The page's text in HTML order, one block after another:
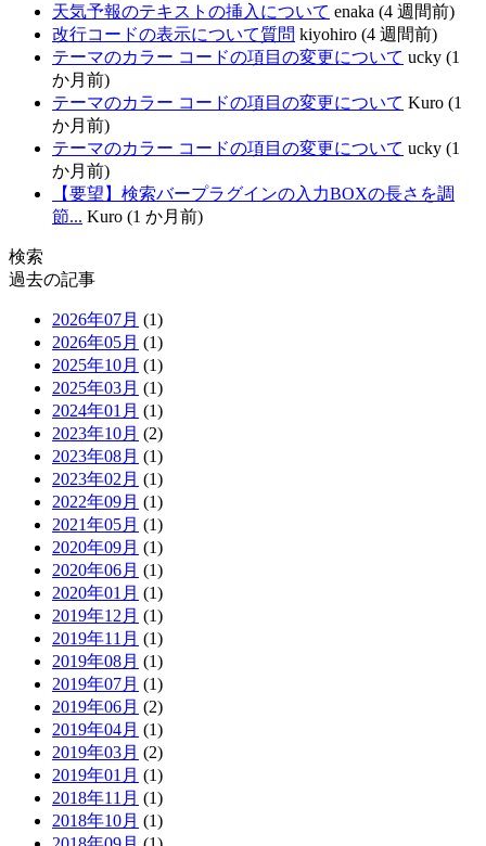
天気予報のテキストの挿入について enaka (4 週間前)
改行コードの表示について質問 kiyohiro (4 週間前)
テーマのカラー コードの項目の変更について ucky (1
か月前)
テーマのカラー コードの項目の変更について Kuro (1
か月前)
テーマのカラー コードの項目の変更について ucky (1
か月前)
【要望】検索バープラグインの入力BOXの長さを調
節... Kuro (1 か月前)
検索
過去の記事
2026年07月 (1)
2026年05月 (1)
2025年10月 (1)
2025年03月 (1)
2024年01月 (1)
2023年10月 (2)
2023年08月 (1)
2023年02月 (1)
2022年09月 (1)
2021年05月 (1)
2020年09月 (1)
2020年06月 (1)
2020年01月 (1)
2019年12月 (1)
2019年11月 (1)
2019年08月 (1)
2019年07月 (1)
2019年06月 (2)
2019年04月 (1)
2019年03月 (2)
2019年01月 (1)
2018年11月 (1)
2018年10月 (1)